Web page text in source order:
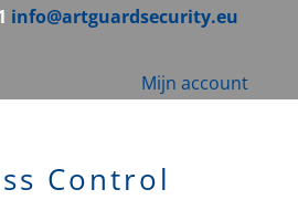
info@artguardsecurity.eu
Mijn account
Control